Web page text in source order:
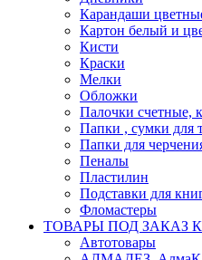
Карандаши
Картон белый и
Кисти
Краски
Мелки
Обложки
Палочки счетные,
Папки , сумки для
Папки для
Пеналы
Пластилин
Подставки для
Фломастеры
ТОВАРЫ ПОД ЗАКАЗ
Автотовары